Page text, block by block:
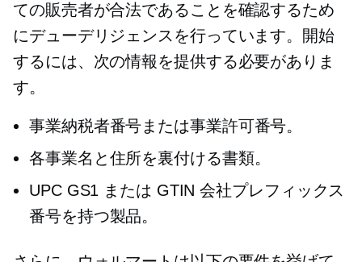
ての販売者が合法であることを確認するため
にデューデリジェンスを行っています。開始
するには、次の情報を提供する必要がありま
す。
事業納税者番号または事業許可番号。
各事業名と住所を裏付ける書類。
UPC GS1 または GTIN 会社プレフィックス
番号を持つ製品。